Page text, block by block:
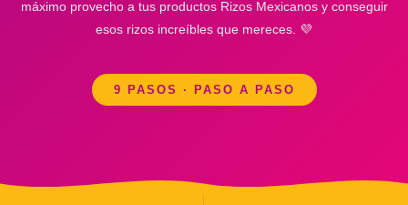
máximo provecho a tus productos Rizos Mexicanos y conseguir
esos rizos increíbles que mereces. 💜
9 PASOS · PASO A PASO